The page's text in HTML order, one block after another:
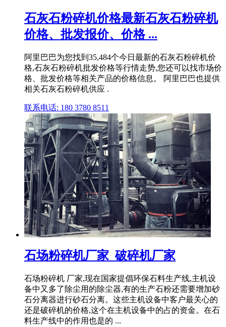
石灰石粉碎机价格最新石灰石粉碎机
价格、批发报价、价格 ...
阿里巴巴为您找到35,484个今日最新的石灰石粉碎机价
格,石灰石粉碎机批发价格等行情走势,您还可以找市场价
格、批发价格等相关产品的价格信息。 阿里巴巴也提供
相关石灰石粉碎机供应 .
联系电话: 180 3780 8511
石场粉碎机厂家_破碎机厂家
石场粉碎机 厂家,现在国家提倡环保石料生产线,主机设
备中又多了除尘用的除尘器,有的生产石粉还需要增加砂
石分离器进行砂石分离。这些主机设备中客户最关心的
还是破碎机的价格,这个在主机设备中的占的资金。在石
料生产线中的作用也是的 ...